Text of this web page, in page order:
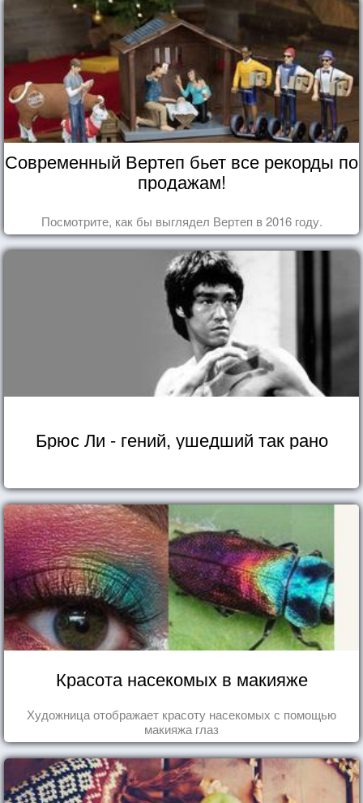
Современный Вертеп бьет все рекорды по
продажам!
Посмотрите, как бы выглядел Вертеп в 2016 году.
Брюс Ли - гений, ушедший так рано
Красота насекомых в макияже
Художница отображает красоту насекомых с помощью
макияжа глаз